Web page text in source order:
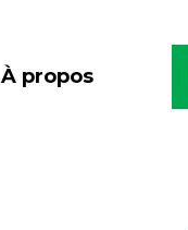
À propos